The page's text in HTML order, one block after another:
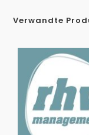
Verwandte